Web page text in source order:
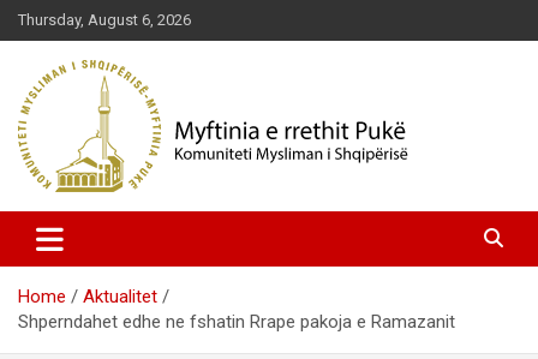
Skip
to
content
Thursday, August 6, 2026
Myftinia Pukë | Faqja Zyrtare
Home
Aktualitet
Shperndahet edhe ne fshatin Rrape pakoja e Ramazanit